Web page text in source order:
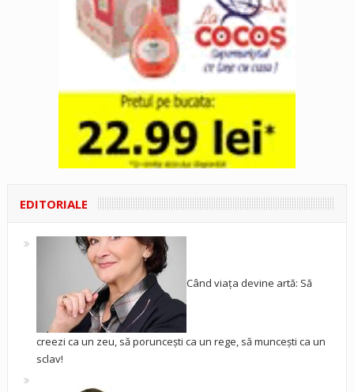
EDITORIALE
Când viața devine artă: Să
creezi ca un zeu, să poruncești ca un rege, să muncești ca un
sclav!